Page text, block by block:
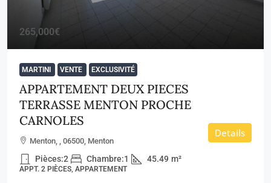
265,000€
MARTINI VENTE EXCLUSIVITÉ
APPARTEMENT DEUX PIECES
TERRASSE MENTON PROCHE
CARNOLES
Menton, , 06500, Menton
Pièces:2 Chambre:1 45.49 m²
APPT. 2 PIÈCES, APPARTEMENT
Details